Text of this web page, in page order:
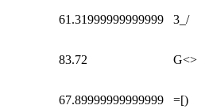
61.31999999999999 3_/
83.72 G<>
67.89999999999999 =[)